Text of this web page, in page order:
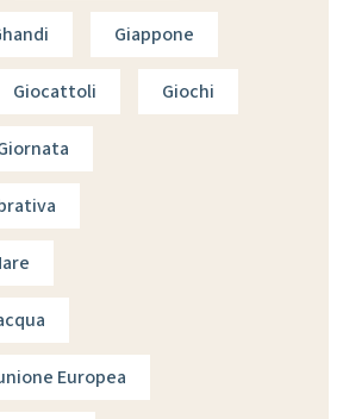
Giappone
Giocattoli Giochi
Europea